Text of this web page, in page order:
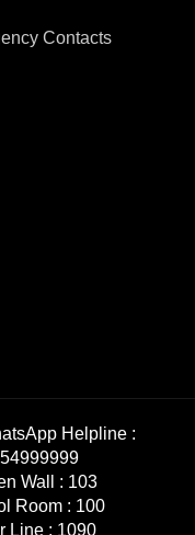
Contacts
Helpline :
Wall : 103
Room : 100
Line : 1090